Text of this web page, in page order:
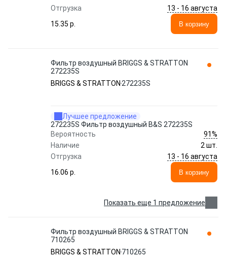
Отгрузка
13 - 16 августа
15.35 p.
В корзину
Фильтр воздушный BRIGGS & STRATTON
272235S
BRIGGS & STRATTON 272235S
Лучшее предложение
272235S Фильтр воздушный B&S 272235S
Вероятность
91%
Наличие
2 шт.
Отгрузка
13 - 16 августа
16.06 p.
В корзину
Показать еще 1 предложение
Фильтр воздушный BRIGGS & STRATTON
710265
BRIGGS & STRATTON 710265